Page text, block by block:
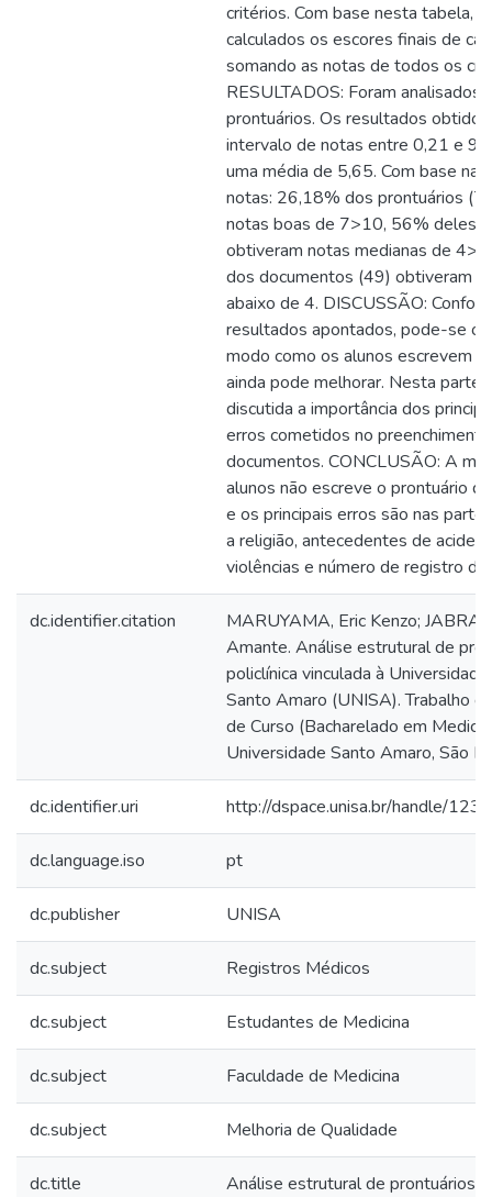
critérios. Com base nesta tabela,
calculados os escores finais de
somando as notas de todos os
RESULTADOS: Foram analisados
prontuários. Os resultados
intervalo de notas entre 0,21 e
uma média de 5,65. Com base na
notas: 26,18% dos prontuários
notas boas de 7>10, 56% deles
obtiveram notas medianas de
dos documentos (49) obtiveram
abaixo de 4. DISCUSSÃO:
resultados apontados, pode-se
modo como os alunos escrevem o
ainda pode melhorar. Nesta parte
discutida a importância dos
erros cometidos no
documentos. CONCLUSÃO: A
alunos não escreve o prontuário
e os principais erros são nas
a religião, antecedentes de
violências e número de registro
dc.identifier.citation
MARUYAMA, Eric Kenzo; JABRA,
Amante. Análise estrutural de
policlínica vinculada à
Santo Amaro (UNISA). Trabalho
de Curso (Bacharelado em
Universidade Santo Amaro, São
dc.identifier.uri http://dspace.unisa.br/handle/
dc.language.iso pt
dc.publisher UNISA
dc.subject Registros Médicos
dc.subject Estudantes de Medicina
dc.subject Faculdade de Medicina
dc.subject Melhoria de Qualidade
dc.title
Análise estrutural de prontuários